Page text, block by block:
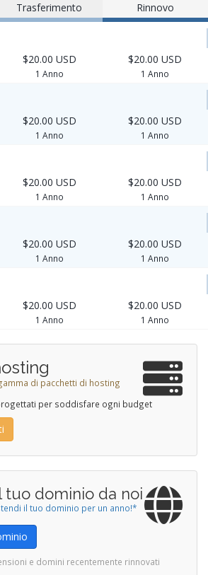
Trasferimento Rinnovo
$20.00 USD
1 Anno
$20.00 USD
1 Anno
$20.00 USD
1 Anno
$20.00 USD
1 Anno
$20.00 USD
1 Anno
$20.00 USD
1 Anno
$20.00 USD
1 Anno
$20.00 USD
1 Anno
$20.00 USD
1 Anno
$20.00 USD
1 Anno
di pacchetti di hosting
per soddisfare ogni budget
tuo dominio da noi
il tuo dominio per un anno!*
e domini recentemente rinnovati